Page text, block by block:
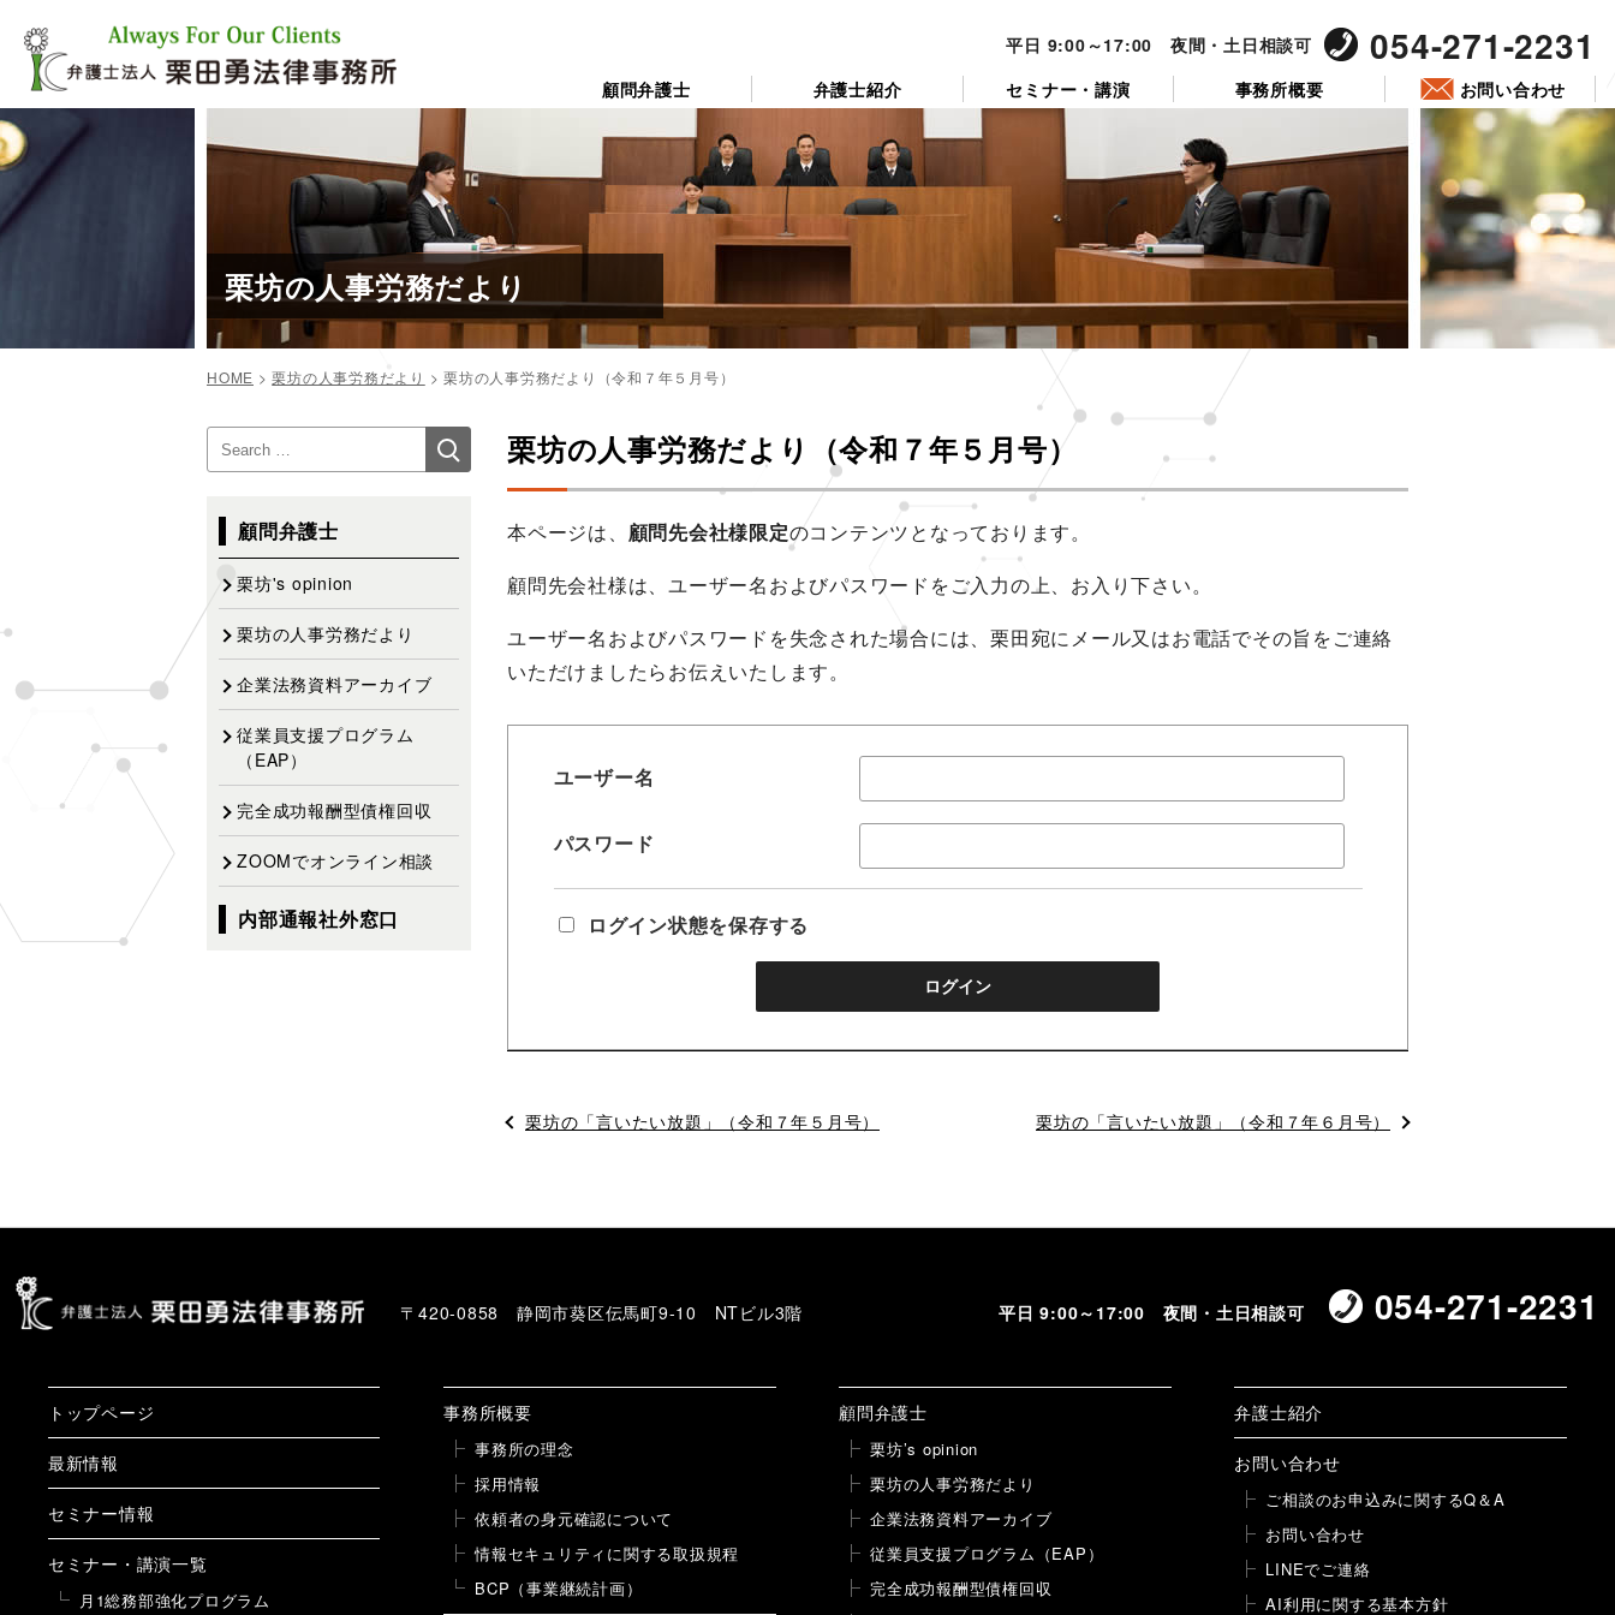
ツ
へ
ス
ッ
平日 9:00～17:00 夜間・土日相談可 054-271-2231
顧問弁護士 弁護士紹介 セミナー・講演 事務所概要 お問い合わせ
栗坊の人事労務だより
HOME >栗坊の人事労務だより > 栗坊の人事労務だより（令和７年５月号）
栗坊の人事労務だより（令和７年５月号）
本ページは、 顧問先会社様限定のコンテンツとなっております。
顧問先会社様は、ユーザー名およびパスワードをご入力の上、お入り下さい。
ユーザー名およびパスワードを失念された場合には、栗田宛にメール又はお電話でその旨をご連絡
いただけましたらお伝えいたします。
ユーザー名
パスワード
ログイン状態を保存する
稿
ナ
ビ
ゲ
ー
ョ
ン
過
栗坊の「言いたい放題」（令和７年５月号）
次
栗坊の「言いたい放題」（令和７年６月号）
検
索:
検
索
顧問弁護士
栗坊's opinion
栗坊の人事労務だより
企業法務資料アーカイブ
従業員支援プログラム
（EAP）
完全成功報酬型債権回収
ZOOMでオンライン相談
内部通報社外窓口
〒420-0858 静岡市葵区伝馬町9-10 NTビル3階 平日 9:00～17:00 夜間・土日相談可 054-271-2231
トップページ
最新情報
セミナー情報
セミナー・講演一覧
月1総務部強化プログラム
事務所概要
事務所の理念
採用情報
依頼者の身元確認について
情報セキュリティに関する取扱規程
BCP（事業継続計画）
顧問弁護士
栗坊’s opinion
栗坊の人事労務だより
企業法務資料アーカイブ
従業員支援プログラム（EAP）
完全成功報酬型債権回収
弁護士紹介
お問い合わせ
ご相談のお申込みに関するQ＆A
お問い合わせ
LINEでご連絡
AI利用に関する基本方針